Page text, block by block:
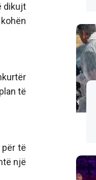
dikujt
të
të
një